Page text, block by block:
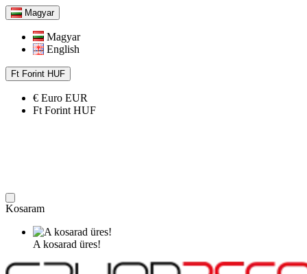
Magyar
Magyar
English
Ft Forint HUF
€ Euro EUR
Ft Forint HUF
Kosaram
A kosarad üres!